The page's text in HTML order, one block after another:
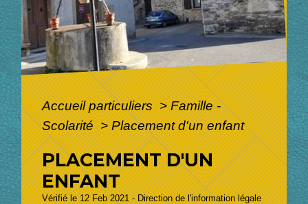
Accueil particuliers> Famille -
Scolarité> Placement d'un enfant
PLACEMENT D'UN
ENFANT
Vérifié le 12 Feb 2021 - Direction de l'information légale